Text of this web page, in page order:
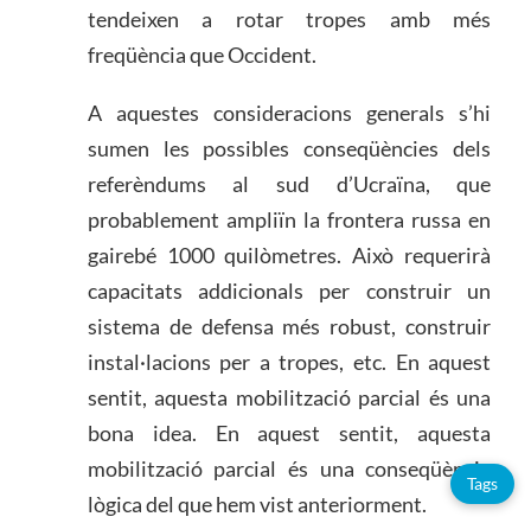
tendeixen a rotar tropes amb més
freqüència que Occident.
A aquestes consideracions generals s’hi
sumen les possibles conseqüències dels
referèndums al sud d’Ucraïna, que
probablement ampliïn la frontera russa en
gairebé 1000 quilòmetres. Això requerirà
capacitats addicionals per construir un
sistema de defensa més robust, construir
instal·lacions per a tropes, etc. En aquest
sentit, aquesta mobilització parcial és una
bona idea. En aquest sentit, aquesta
mobilització parcial és una conseqüència
lògica del que hem vist anteriorment.
Tags